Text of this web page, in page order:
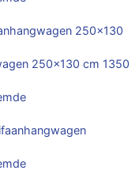
250×130
250×130 cm 1350